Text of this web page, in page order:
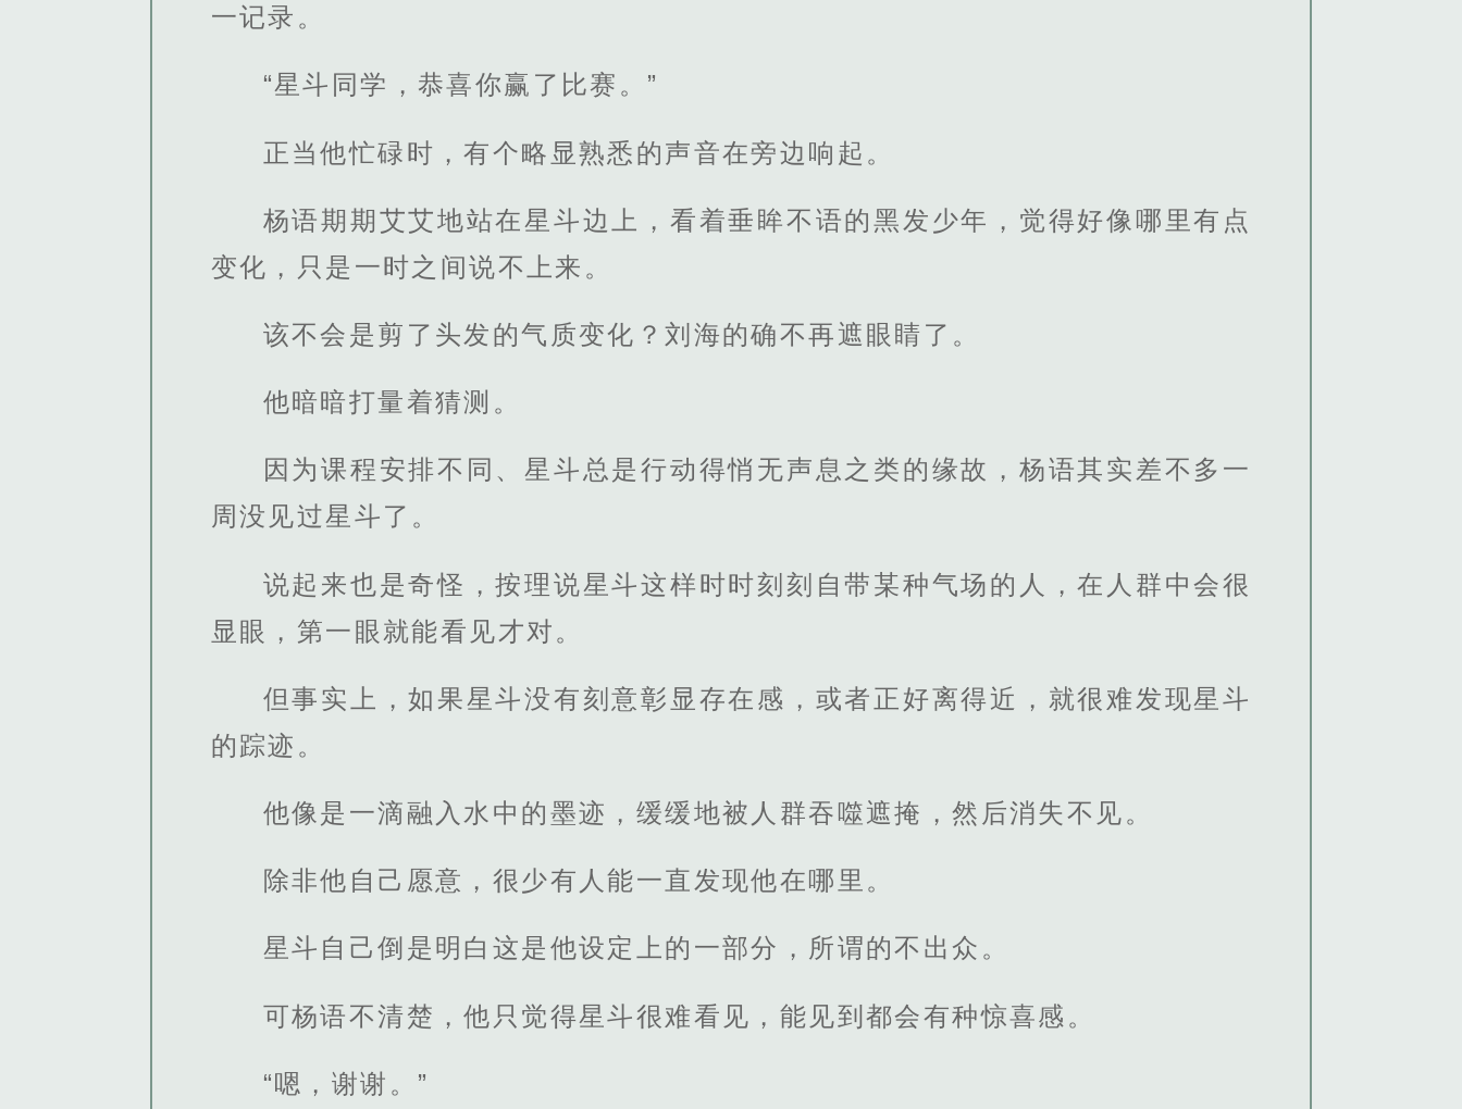
一记录。
“星斗同学，恭喜你赢了比赛。”
正当他忙碌时，有个略显熟悉的声音在旁边响起。
杨语期期艾艾地站在星斗边上，看着垂眸不语的黑发少年，觉得好像哪里有点
变化，只是一时之间说不上来。
该不会是剪了头发的气质变化？刘海的确不再遮眼睛了。
他暗暗打量着猜测。
因为课程安排不同、星斗总是行动得悄无声息之类的缘故，杨语其实差不多一
周没见过星斗了。
说起来也是奇怪，按理说星斗这样时时刻刻自带某种气场的人，在人群中会很
显眼，第一眼就能看见才对。
但事实上，如果星斗没有刻意彰显存在感，或者正好离得近，就很难发现星斗
的踪迹。
他像是一滴融入水中的墨迹，缓缓地被人群吞噬遮掩，然后消失不见。
除非他自己愿意，很少有人能一直发现他在哪里。
星斗自己倒是明白这是他设定上的一部分，所谓的不出众。
可杨语不清楚，他只觉得星斗很难看见，能见到都会有种惊喜感。
“嗯，谢谢。”